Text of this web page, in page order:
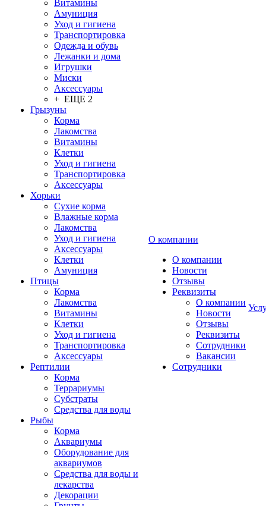
Витамины
Амуниция
Уход и гигиена
Транспортировка
Одежда и обувь
Лежанки и дома
Игрушки
Миски
Аксессуары
+ ЕЩЕ 2
Грызуны
Корма
Лакомства
Витамины
Клетки
Уход и гигиена
Транспортировка
Аксессуары
Хорьки
Сухие корма
Влажные корма
Лакомства
Уход и гигиена
Аксессуары
Клетки
Амуниция
Птицы
Корма
Лакомства
Витамины
Клетки
Уход и гигиена
Транспортировка
Аксессуары
Рептилии
Корма
Террариумы
Субстраты
Средства для воды
Рыбы
Корма
Аквариумы
Оборудование для
аквариумов
Средства для воды и
лекарства
Декорации
О компании
О компании
Новости
Отзывы
Реквизиты
О компании
Новости
Отзывы
Реквизиты
Сотрудники
Вакансии
Сотрудники